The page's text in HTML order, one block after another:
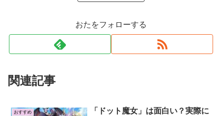
おたをフォローする
関連記事
おすすめ
「ドット魔女」は面白い？実際に